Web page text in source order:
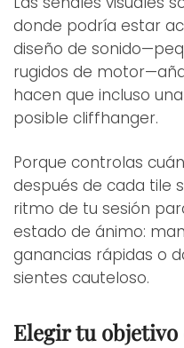
donde podría estar
diseño de
rugidos de
hacen que incluso
posible cliffhanger.
Porque controlas
después de cada tile
ritmo de tu sesión
estado de ánimo:
ganancias rápidas o
sientes cauteloso.
Elegir tu